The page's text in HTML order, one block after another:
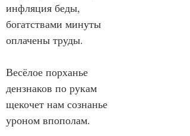
инфляция беды,
богатствами минуты
оплачены труды.
Весёлое порханье
дензнаков по рукам
щекочет нам сознанье
уроном впополам.